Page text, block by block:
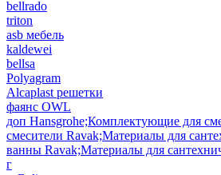
bellrado
triton
asb мебель
kaldewei
bellsa
Polyagram
Alcaplast решетки
фаянс OWL
доп Hansgrohe;Комплектующие для
смесители Ravak;Материалы для
ванны Ravak;Материалы для
г